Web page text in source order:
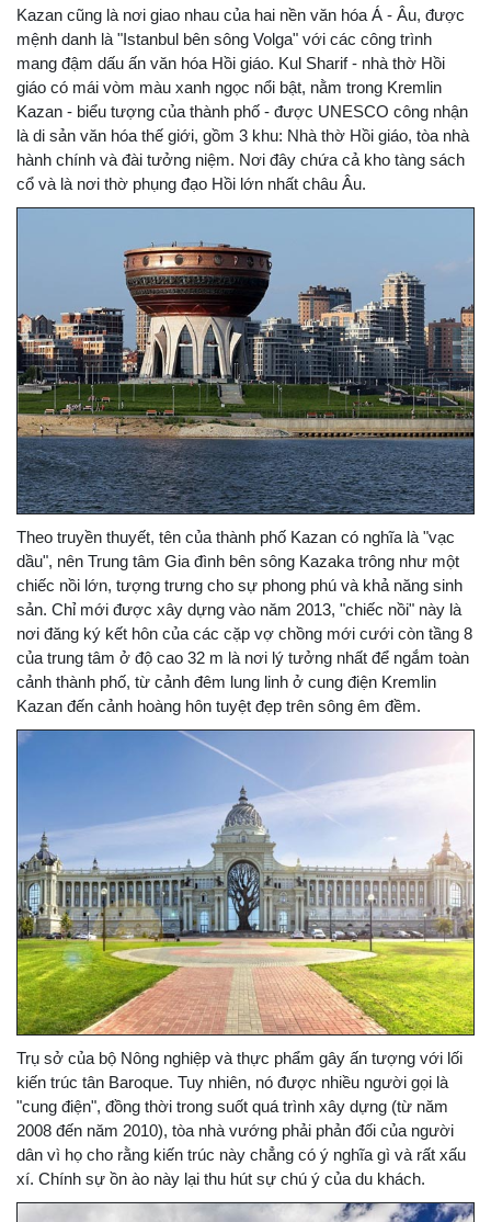
Kazan cũng là nơi giao nhau của hai nền văn hóa Á - Âu, được
mệnh danh là "Istanbul bên sông Volga" với các công trình
mang đậm dấu ấn văn hóa Hồi giáo. Kul Sharif - nhà thờ Hồi
giáo có mái vòm màu xanh ngọc nổi bật, nằm trong Kremlin
Kazan - biểu tượng của thành phố - được UNESCO công nhận
là di sản văn hóa thế giới, gồm 3 khu: Nhà thờ Hồi giáo, tòa nhà
hành chính và đài tưởng niệm. Nơi đây chứa cả kho tàng sách
cổ và là nơi thờ phụng đạo Hồi lớn nhất châu Âu.
Theo truyền thuyết, tên của thành phố Kazan có nghĩa là "vạc
dầu", nên Trung tâm Gia đình bên sông Kazaka trông như một
chiếc nồi lớn, tượng trưng cho sự phong phú và khả năng sinh
sản. Chỉ mới được xây dựng vào năm 2013, "chiếc nồi" này là
nơi đăng ký kết hôn của các cặp vợ chồng mới cưới còn tầng 8
của trung tâm ở độ cao 32 m là nơi lý tưởng nhất để ngắm toàn
cảnh thành phố, từ cảnh đêm lung linh ở cung điện Kremlin
Kazan đến cảnh hoàng hôn tuyệt đẹp trên sông êm đềm.
Trụ sở của bộ Nông nghiệp và thực phẩm gây ấn tượng với lối
kiến trúc tân Baroque. Tuy nhiên, nó được nhiều người gọi là
"cung điện", đồng thời trong suốt quá trình xây dựng (từ năm
2008 đến năm 2010), tòa nhà vướng phải phản đối của người
dân vì họ cho rằng kiến trúc này chẳng có ý nghĩa gì và rất xấu
xí. Chính sự ồn ào này lại thu hút sự chú ý của du khách.